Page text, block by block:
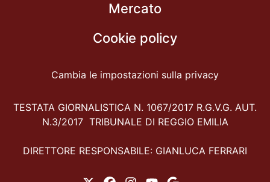
Mercato
Cookie policy
Cambia le impostazioni sulla privacy
TESTATA GIORNALISTICA N. 1067/2017 R.G.V.G. AUT.
N.3/2017 TRIBUNALE DI REGGIO EMILIA
DIRETTORE RESPONSABILE: GIANLUCA FERRARI